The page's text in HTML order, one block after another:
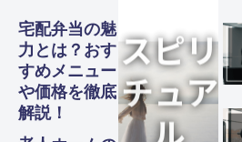
宅配弁当の魅
力とは？おす
すめメニュー
や価格を徹底
解説！
ガジェ
ット
Gadgets
スピリ
チュア
ル
ビジネ
ス
Business
ファイ
ナンス
Finance
グル
メ・フ
ード
旅行
Travel
美容・
健康
Beauty
Other
S
ガジェ
ット
Gadgets
スピリ
チュア
ル
ビジネ
ス
Business
ファイ
ナンス
Finance
グル
メ・フ
ード
旅行
Travel
美容・
健康
Beauty
Other
S
ガジェ
ット
Gadgets
スピリ
チュア
ル
ビジネ
ス
Business
ファイ
ナンス
Finance
グル
メ・フ
ード
旅行
Travel
美容・
健康
Beauty
Other
S